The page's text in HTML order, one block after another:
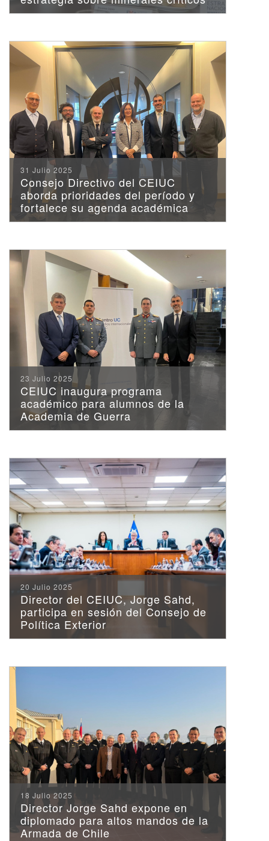
31 Julio 2025
Consejo Directivo del CEIUC
aborda prioridades del período y
fortalece su agenda académica
23 Julio 2025
CEIUC inaugura programa
académico para alumnos de la
Academia de Guerra
20 Julio 2025
Director del CEIUC, Jorge Sahd,
participa en sesión del Consejo de
Política Exterior
18 Julio 2025
Director Jorge Sahd expone en
diplomado para altos mandos de la
Armada de Chile